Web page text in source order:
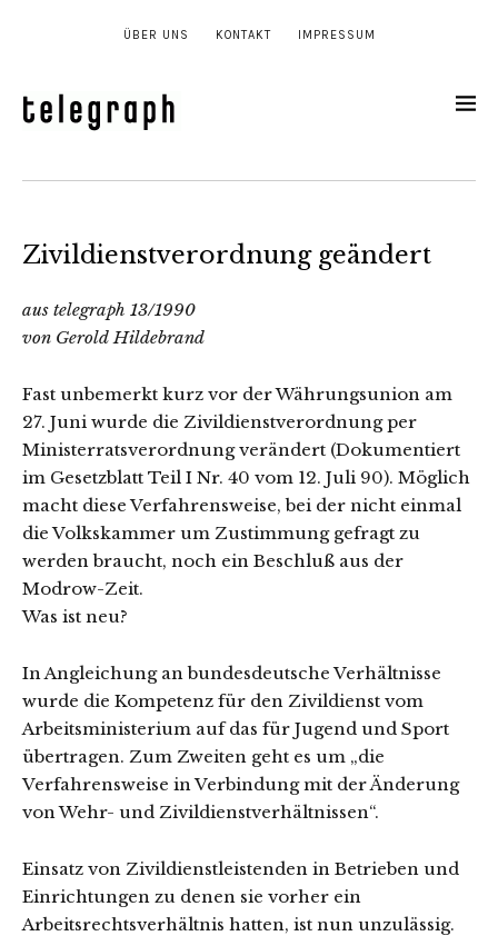
ÜBER UNS KONTAKT IMPRESSUM
Zivildienstverordnung geändert
aus telegraph 13/1990
von Gerold Hildebrand
Fast unbemerkt kurz vor der Währungsunion am
27. Juni wurde die Zivildienstverordnung per
Ministerratsverordnung verändert (Doku­mentiert
im Gesetzblatt Teil I Nr. 40 vom 12. Juli 90). Möglich
macht diese Verfahrensweise, bei der nicht einmal
die Volkskammer um Zustimmung gefragt zu
werden braucht, noch ein Beschluß aus der
Modrow-Zeit.
Was ist neu?
In Angleichung an bundesdeutsche Verhältnisse
wurde die Kompetenz für den Zivildienst vom
Arbeitsministerium auf das für Jugend und Sport
übertragen. Zum Zweiten geht es um „die
Verfahrensweise in Verbindung mit der Änderung
von Wehr- und Zivildienstverhältnissen“.
Einsatz von Zivildienstleistenden in Betrieben und
Einrichtungen zu denen sie vorher ein
Arbeitsrechtsverhältnis hatten, ist nun unzulässig.